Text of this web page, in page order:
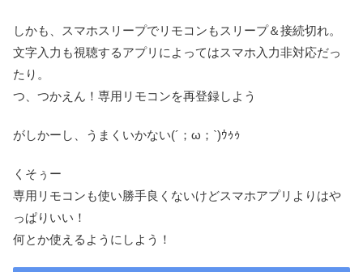
しかも、スマホスリープでリモコンもスリープ＆接続切れ。
文字入力も視聴するアプリによってはスマホ入力非対応だっ
たり。
つ、つかえん！専用リモコンを再登録しよう
がしかーし、うまくいかない(´；ω；`)ｳｩｩ
くそぅー
専用リモコンも使い勝手良くないけどスマホアプリよりはや
っぱりいい！
何とか使えるようにしよう！